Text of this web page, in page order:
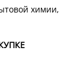
химии,